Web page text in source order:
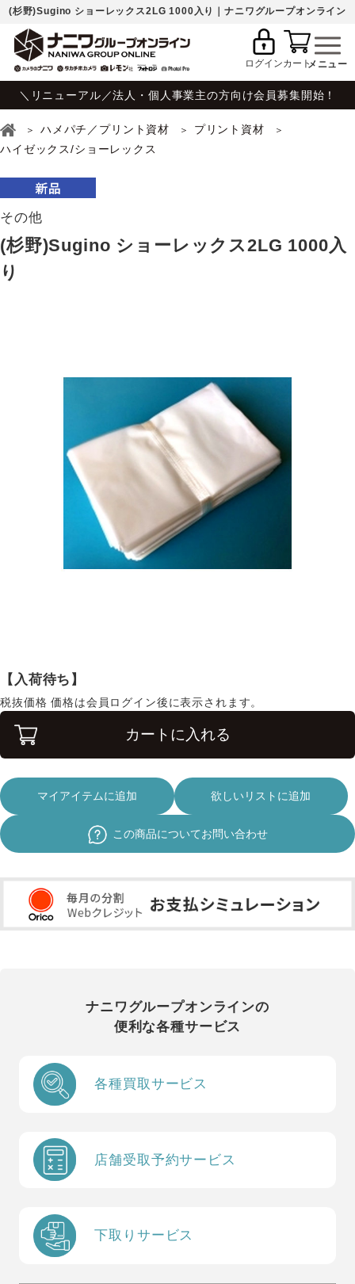
(杉野)Sugino ショーレックス2LG 1000入り｜ナニワグループオンライン
ログインカート
＼リニューアル／法人・個人事業主の方向け会員募集開始！
ハメパチ／プリント資材
プリント資材
ハイゼックス/ショーレックス
その他
(杉野)Sugino ショーレックス2LG 1000入
り
【入荷待ち】
税抜価格 価格は会員ログイン後に表示されます。
カートに入れる
マイアイテムに追加 欲しいリストに追加
この商品についてお問い合わせ
ナニワグループオンラインの
便利な各種サービス
各種買取サービス
店舗受取予約サービス
下取りサービス